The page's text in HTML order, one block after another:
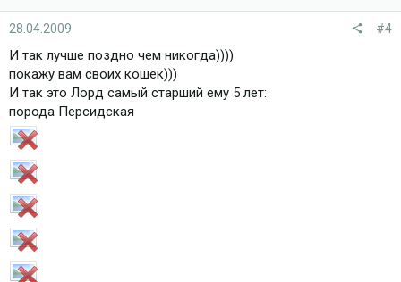
28.04.2009 #4
И так лучше поздно чем никогда))))
покажу вам своих кошек)))
И так это Лорд самый старший ему 5 лет:
порода Персидская